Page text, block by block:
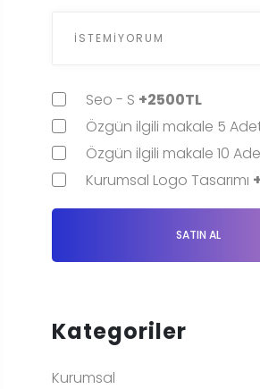
Seo - S +2500TL
Özgün ilgili makale 5
Özgün ilgili makale 10
Kurumsal Logo Tasarımı
SATIN AL
Kategoriler
Kurumsal